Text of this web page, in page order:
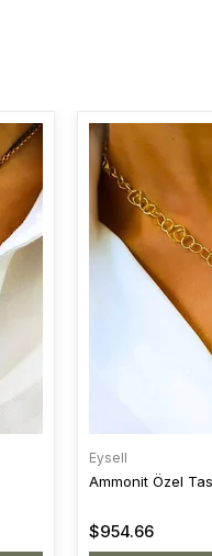
Eysell
Ammonit Özel
$954.66